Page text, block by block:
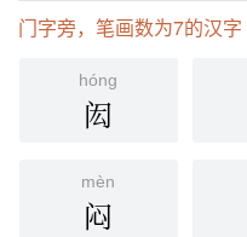
门字旁，笔画数为7的汉字
hóng
闳
mèn
闷